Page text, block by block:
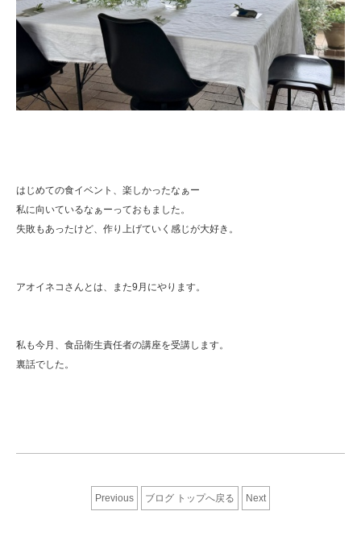
はじめての食イベント、楽しかったなぁー
私に向いているなぁーっておもました。
失敗もあったけど、作り上げていく感じが大好き。
アオイネコさんとは、また9月にやります。
私も今月、食品衛生責任者の講座を受講します。
裏話でした。
Previous ブログ トップへ戻る Next